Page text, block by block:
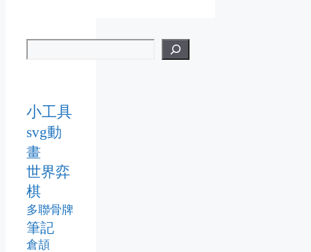
小工具
svg動
畫
世界弈
棋
多聯骨牌
筆記
倉頡